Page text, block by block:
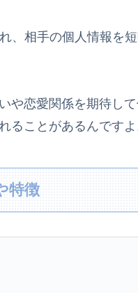
、相手の個人情報を
や恋愛関係を期待し
ることがあるんですよ
特徴